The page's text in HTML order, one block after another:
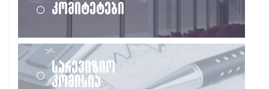
კომიტეტები
სარევიზიო
კომისია